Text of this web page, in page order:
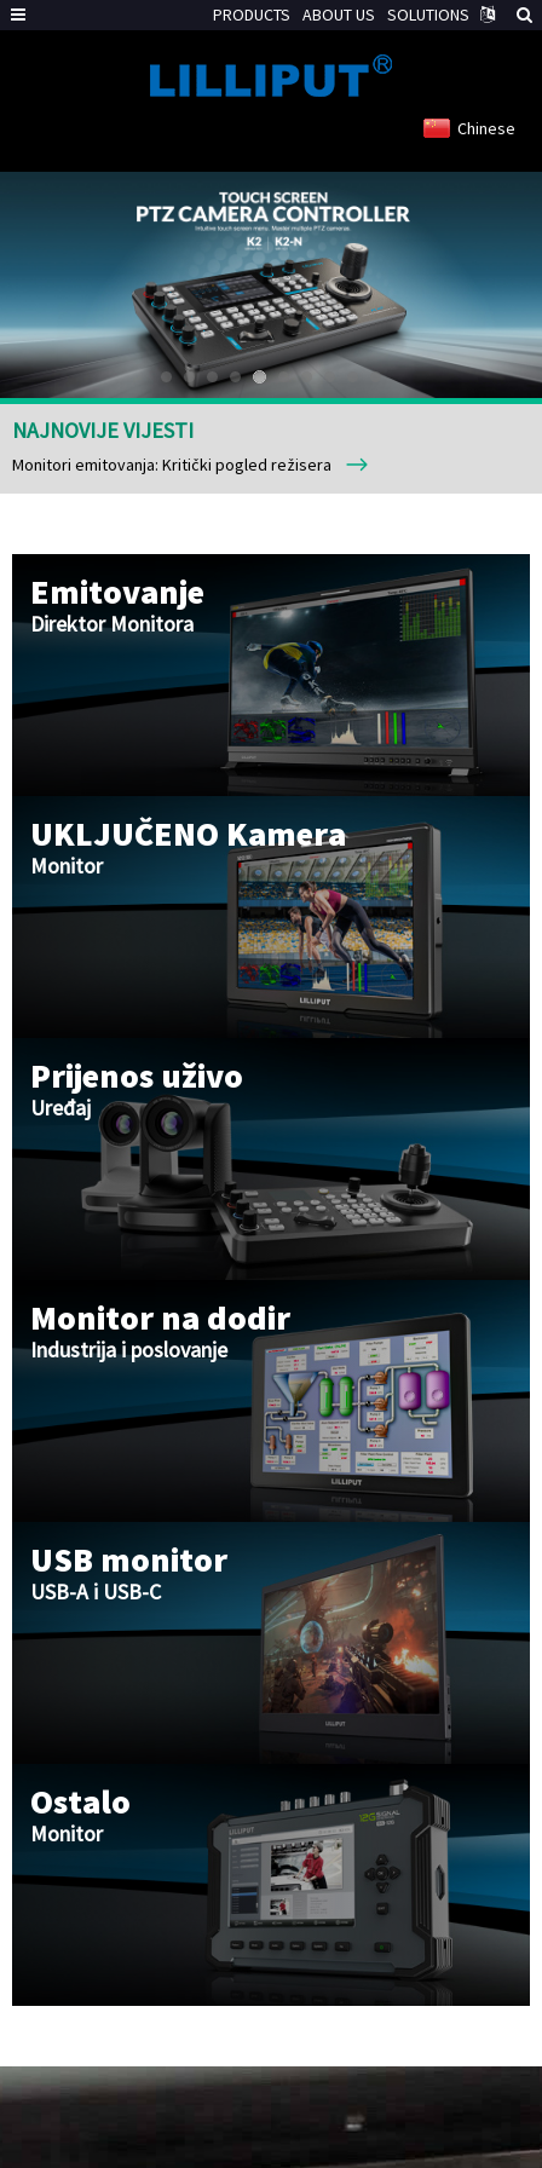
Chinese
NAJNOVIJE VIJESTI
Monitori emitovanja: Kritički pogled režisera
Emitovanje
Direktor Monitora
UKLJUČENO Kamera
Monitor
Prijenos uživo
Uređaj
Monitor na dodir
Industrija i poslovanje
USB monitor
USB-A i USB-C
Ostalo
Monitor
PRODUCTS ABOUT US SOLUTIONS